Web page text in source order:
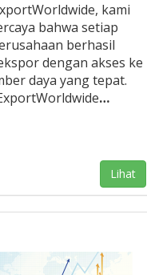
kami
bahwa setiap
berhasil
dengan akses ke
daya yang tepat.
…
Lihat